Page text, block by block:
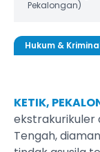
Pekalongan)
Hukum &
KETIK,
ekstrakurikuler
Tengah,